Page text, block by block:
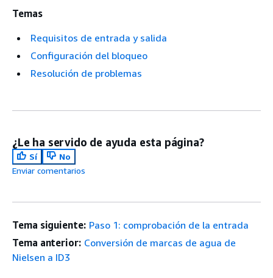
Temas
Requisitos de entrada y salida
Configuración del bloqueo
Resolución de problemas
¿Le ha servido de ayuda esta página?
Sí
No
Enviar comentarios
Tema siguiente: Paso 1: comprobación de la entrada
Tema anterior: Conversión de marcas de agua de
Nielsen a ID3